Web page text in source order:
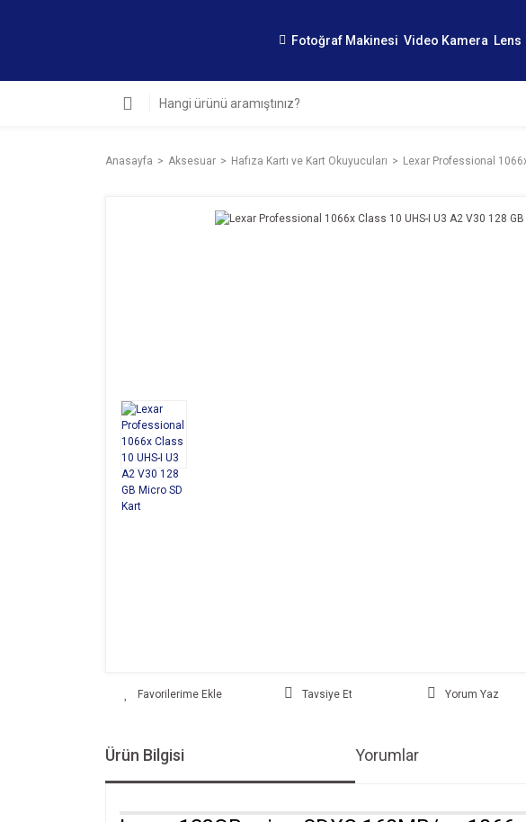
Fotoğraf Makinesi Video Kamera Lens
Anasayfa Aksesuar Hafıza Kartı ve Kart Okuyucuları Lexar Professional
Tavsiye Et Yorum Yaz
Ürün Bilgisi Yorumlar